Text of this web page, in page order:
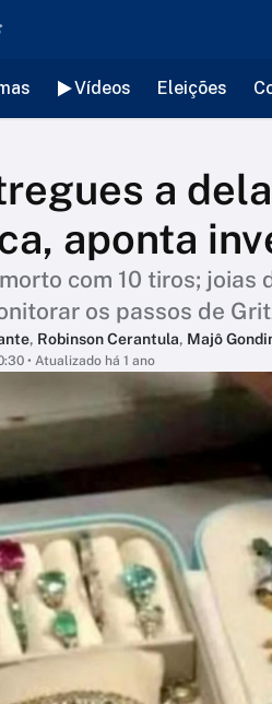
Vídeos Eleições
a
aponta
com 10 tiros; joias
os passos de
, Robinson Cerantula, Majô
• Atualizado há 1 ano